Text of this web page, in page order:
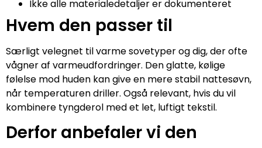
Ikke alle materialedetaljer er dokumenteret
Hvem den passer til
Særligt velegnet til varme sovetyper og dig, der ofte
vågner af varmeudfordringer. Den glatte, kølige
følelse mod huden kan give en mere stabil nattesøvn,
når temperaturen driller. Også relevant, hvis du vil
kombinere tyngderol med et let, luftigt tekstil.
Derfor anbefaler vi den